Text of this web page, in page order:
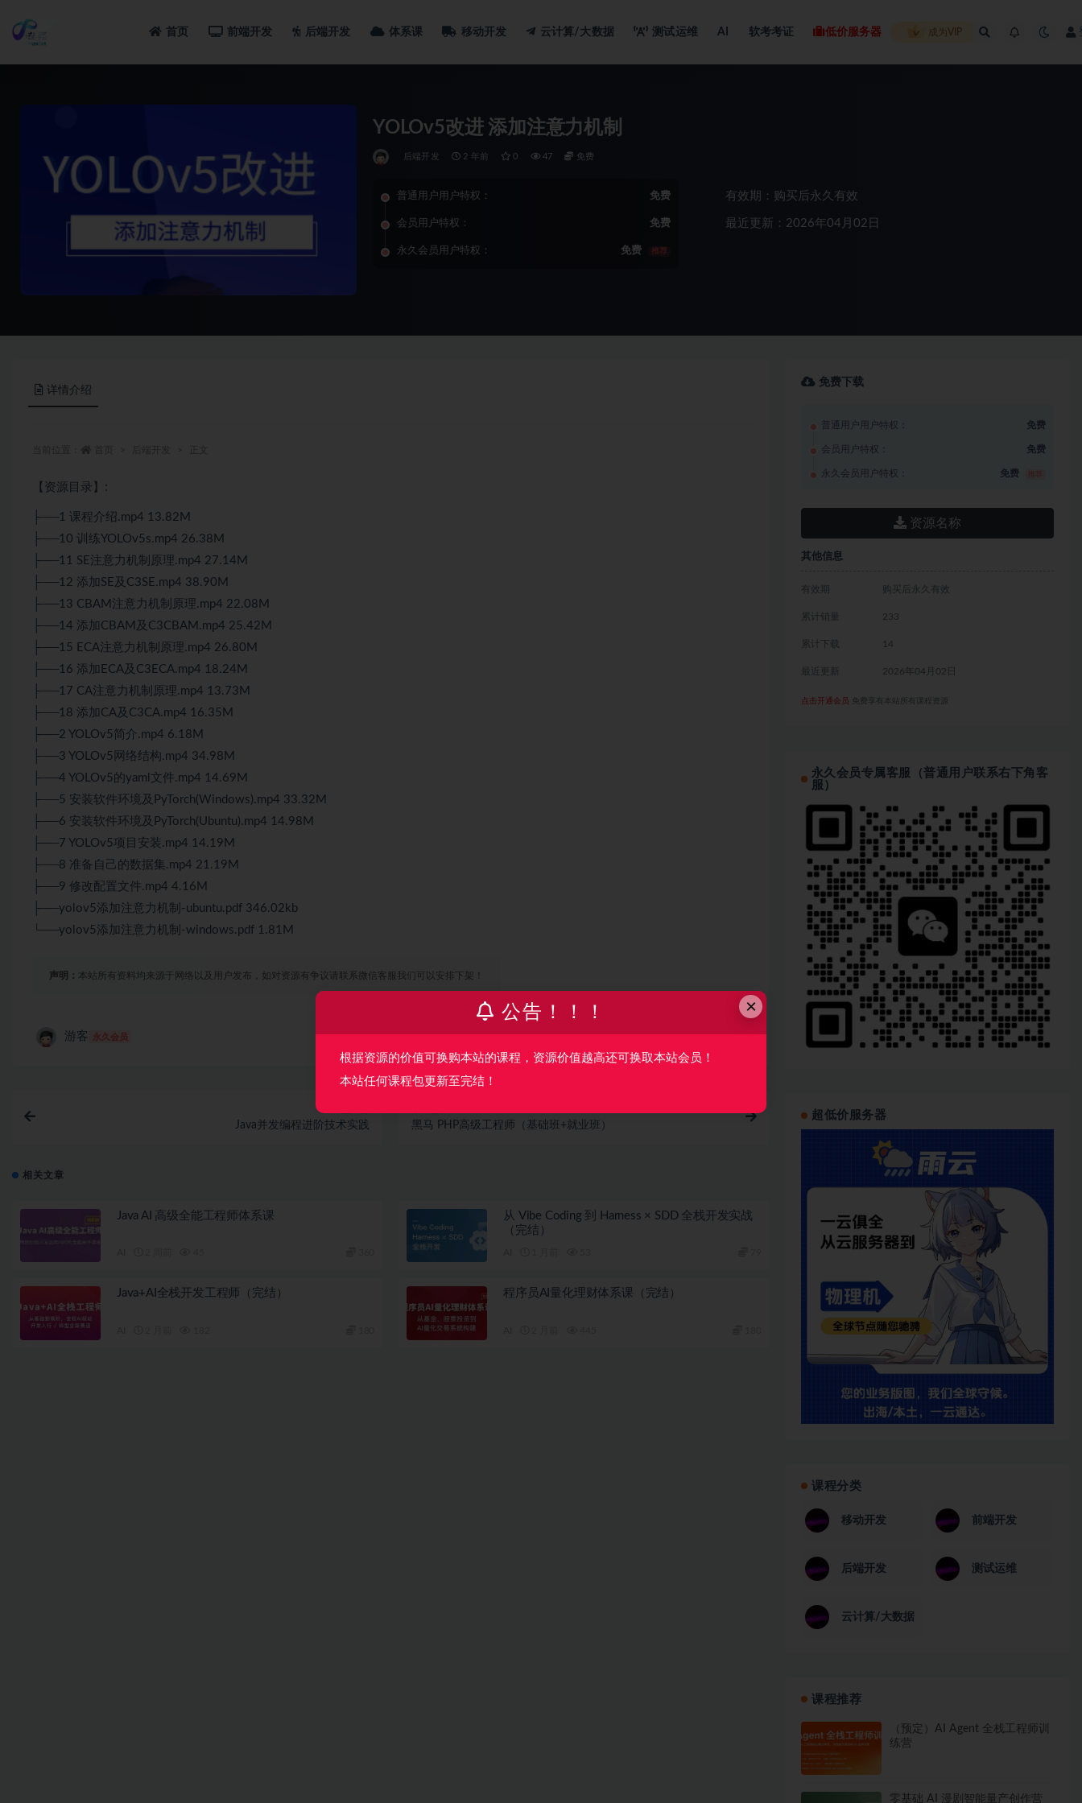
首页 前端开发 后端开发 体系课 移动开发 云计算/大数据 测试运维 AI 软考考证 低价服务器 成为VIP
YOLOv5改进 添加注意力机制
后端开发 2 年前 0 47 免费
普通用户用户特权： 免费
会员用户特权： 免费
永久会员用户特权： 免费 推荐
有效期：购买后永久有效
最近更新：2026年04月02日
详情介绍
【资源目录】:
├──1 课程介绍.mp4 13.82M
├──10 训练YOLOv5s.mp4 26.38M
├──11 SE注意力机制原理.mp4 27.14M
├──12 添加SE及C3SE.mp4 38.90M
├──13 CBAM注意力机制原理.mp4 22.08M
├──14 添加CBAM及C3CBAM.mp4 25.42M
├──15 ECA注意力机制原理.mp4 26.80M
├──16 添加ECA及C3ECA.mp4 18.24M
├──17 CA注意力机制原理.mp4 13.73M
├──18 添加CA及C3CA.mp4 16.35M
├──2 YOLOv5简介.mp4 6.18M
├──3 YOLOv5网络结构.mp4 34.98M
├──4 YOLOv5的yaml文件.mp4 14.69M
├──5 安装软件环境及PyTorch(Windows).mp4 33.32M
├──6 安装软件环境及PyTorch(Ubuntu).mp4 14.98M
├──7 YOLOv5项目安装.mp4 14.19M
├──8 准备自己的数据集.mp4 21.19M
├──9 修改配置文件.mp4 4.16M
├──yolov5添加注意力机制-ubuntu.pdf 346.02kb
└──yolov5添加注意力机制-windows.pdf 1.81M
声明： 本站所有资料均来源于网络以及用户发布，如对资源有争议请联系微信客服我们可以安排下架！
游客 永久会员 收藏 海报 链接
Java并发编程进阶技术实践 黑马 PHP高级工程师（基础班+就业班）
相关文章
Java AI 高级全能工程师体系课
从 Vibe Coding 到 Harness × SDD 全栈开发实战
（完结）
Java+AI全栈开发工程师（完结） 程序员AI量化理财体系课（完结）
免费下载
普通用户用户特权： 免费
会员用户特权： 免费
永久会员用户特权： 免费
资源名称
其他信息
有效期 购买后永久有效
累计销量 233
累计下载 14
最近更新 2026年04月02日
点击开通会员 免费享有本站所有课程资源
永久会员专属客服（普通用户联系右下角客
服）
超低价服务器
课程分类
移动开发 前端开发
后端开发 测试运维
云计算/大数据
课程推荐
（预定）AI Agent 全栈工程师训
练营
零基础 AI 漫剧智能量产创作营
×
公告！！！
根据资源的价值可换购本站的课程，资源价值越高还可换取本站会员！
本站任何课程包更新至完结！